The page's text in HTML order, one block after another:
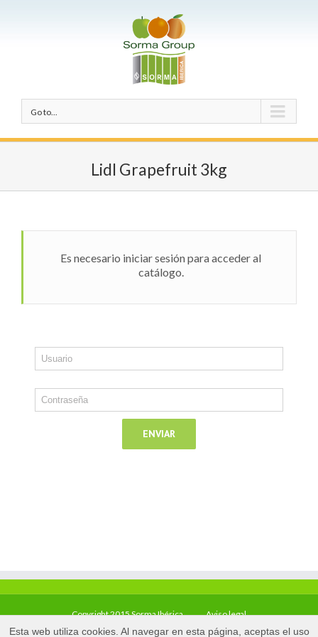
Go to...
Lidl Grapefruit 3kg
Es necesario iniciar sesión para acceder al
catálogo.
Copyright 2015 Sorma Ibérica Aviso legal
Esta web utiliza cookies. Al navegar en esta página, aceptas el uso